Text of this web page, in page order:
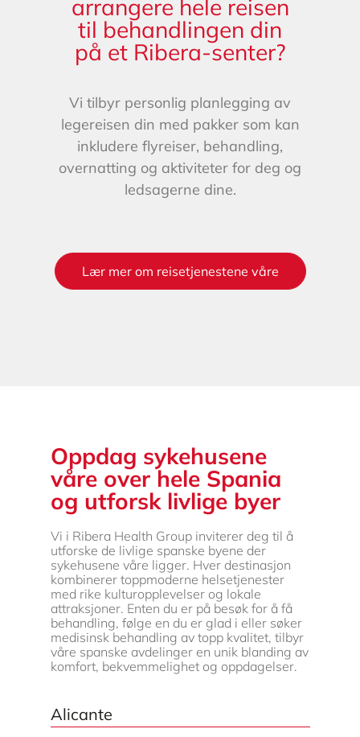
arrangere hele reisen
til behandlingen din
på et Ribera-senter?
Vi tilbyr personlig planlegging av
legereisen din med pakker som kan
inkludere flyreiser, behandling,
overnatting og aktiviteter for deg og
ledsagerne dine.
Lær mer om reisetjenestene våre
Oppdag sykehusene
våre over hele Spania
og utforsk livlige byer
Vi i Ribera Health Group inviterer deg til å
utforske de livlige spanske byene der
sykehusene våre ligger. Hver destinasjon
kombinerer toppmoderne helsetjenester
med rike kulturopplevelser og lokale
attraksjoner. Enten du er på besøk for å få
behandling, følge en du er glad i eller søker
medisinsk behandling av topp kvalitet, tilbyr
våre spanske avdelinger en unik blanding av
komfort, bekvemmelighet og oppdagelser.
Alicante